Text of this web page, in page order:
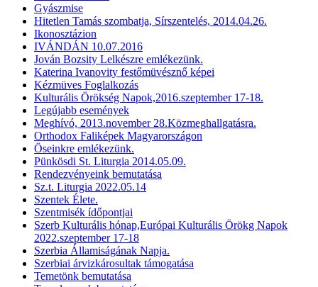
Gyászmise
Hitetlen Tamás szombatja, Sírszentelés, 2014.04.26.
Ikonosztázion
IVÁNDÁN 10.07.2016
Jován Bozsity Lelkészre emlékezünk.
Katerina Ivanovity festőmüvésznő képei
Kézmüves Foglalkozás
Kulturális Örökség Napok,2016.szeptember 17-18.
Legújabb események
Meghívó, 2013.november 28.Közmeghallgatásra.
Orthodox Faliképek Magyarországon
Öseinkre emlékezünk.
Pünkösdi St. Liturgia 2014.05.09.
Rendezvényeink bemutatása
Sz.t. Liturgia 2022.05.14
Szentek Élete.
Szentmisék ídőpontjai
Szerb Kulturális hónap,Európai Kulturális Örökg Napok
2022.szeptember 17-18
Szerbia Államiságának Napja.
Szerbiai árvizkárosultak támogatása
Temetönk bemutatása